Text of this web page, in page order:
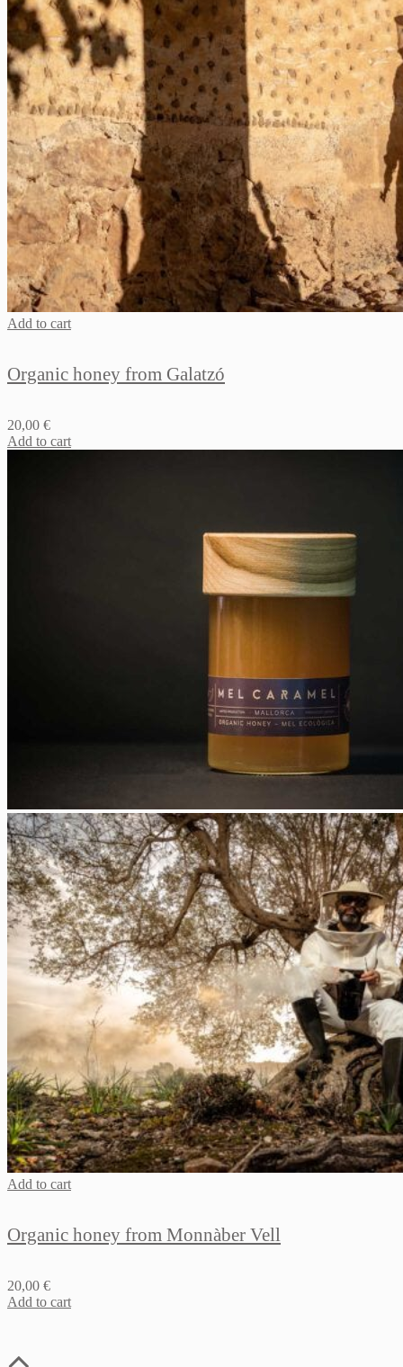
Add to cart
Organic honey from Galatzó
20,00 €
Add to cart
Add to cart
Organic honey from Monnàber Vell
20,00 €
Add to cart